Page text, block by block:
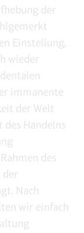
der
Einstellung,
wieder
immanente
der Welt
Handelns
des
der
Nach
wir einfach